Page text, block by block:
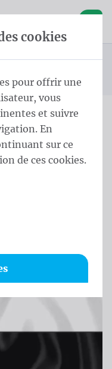
cm
cookies
pour offrir une
vous
et suivre
En
sur ce
de ces cookies.